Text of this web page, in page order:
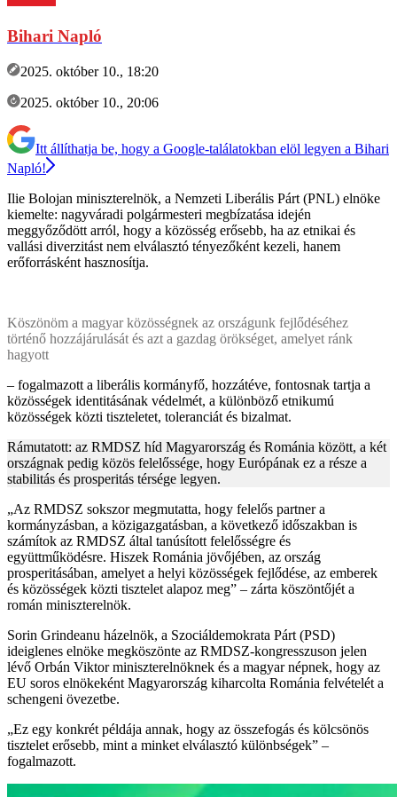
Bihari Napló
2025. október 10., 18:20
2025. október 10., 20:06
Itt állíthatja be, hogy a Google-találatokban elöl legyen a Bihari
Napló!
Ilie Bolojan miniszterelnök, a Nemzeti Liberális Párt (PNL) elnöke
kiemelte: nagyváradi polgármesteri megbízatása idején
meggyőződött arról, hogy a közösség erősebb, ha az etnikai és
vallási diverzitást nem elválasztó tényezőként kezeli, hanem
erőforrásként hasznosítja.
Köszönöm a magyar közösségnek az országunk fejlődéséhez
történő hozzájárulását és azt a gazdag örökséget, amelyet ránk
hagyott
– fogalmazott a liberális kormányfő, hozzátéve, fontosnak tartja a
közösségek identitásának védelmét, a különböző etnikumú
közösségek közti tiszteletet, toleranciát és bizalmat.
Rámutatott: az RMDSZ híd Magyarország és Románia között, a két
országnak pedig közös felelőssége, hogy Európának ez a része a
stabilitás és prosperitás térsége legyen.
„Az RMDSZ sokszor megmutatta, hogy felelős partner a
kormányzásban, a közigazgatásban, a következő időszakban is
számítok az RMDSZ által tanúsított felelősségre és
együttműködésre. Hiszek Románia jövőjében, az ország
prosperitásában, amelyet a helyi közösségek fejlődése, az emberek
és közösségek közti tisztelet alapoz meg” – zárta köszöntőjét a
román miniszterelnök.
Sorin Grindeanu házelnök, a Szociáldemokrata Párt (PSD)
ideiglenes elnöke megköszönte az RMDSZ-kongresszuson jelen
lévő Orbán Viktor miniszterelnöknek és a magyar népnek, hogy az
EU soros elnökeként Magyarország kiharcolta Románia felvételét a
schengeni övezetbe.
„Ez egy konkrét példája annak, hogy az összefogás és kölcsönös
tisztelet erősebb, mint a minket elválasztó különbségek” –
fogalmazott.